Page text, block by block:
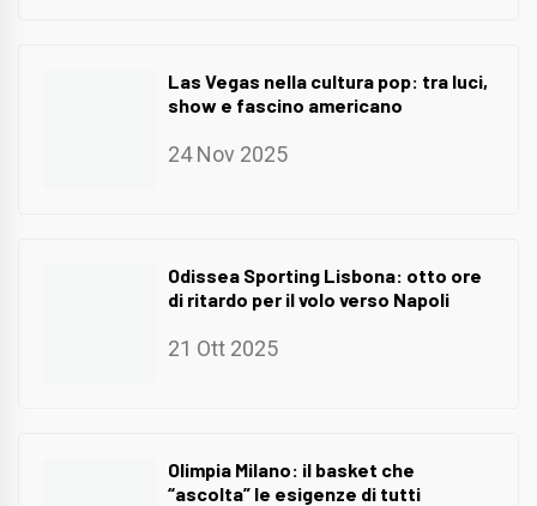
Las Vegas nella cultura pop: tra luci,
show e fascino americano
24 Nov 2025
Odissea Sporting Lisbona: otto ore
di ritardo per il volo verso Napoli
21 Ott 2025
Olimpia Milano: il basket che
“ascolta” le esigenze di tutti